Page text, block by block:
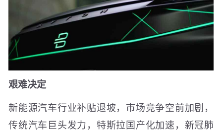
艰难决定
新能源汽车行业补贴退坡，市场竞争空前加剧，
传统汽车巨头发力，特斯拉国产化加速，新冠肺